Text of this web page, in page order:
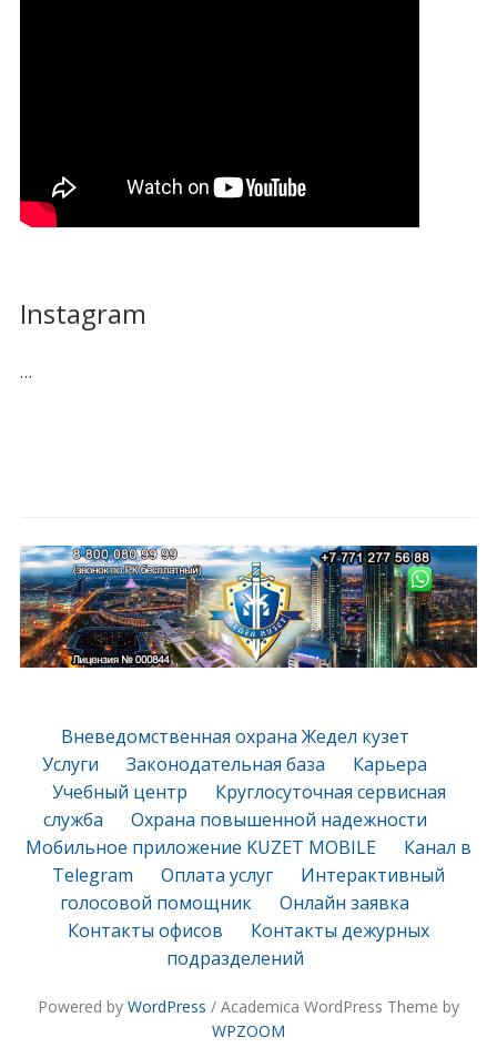
Instagram
…
Вневедомственная охрана Жедел кузет
Услуги
Законодательная база
Карьера
Учебный центр
Круглосуточная сервисная
служба
Охрана повышенной надежности
Мобильное приложение KUZET MOBILE
Канал в
Telegram
Оплата услуг
Интерактивный
голосовой помощник
Онлайн заявка
Контакты офисов
Контакты дежурных
подразделений
Powered by WordPress / Academica WordPress Theme by
WPZOOM